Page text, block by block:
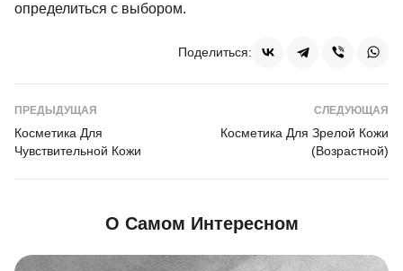
определиться с выбором.
Поделиться:
ПРЕДЫДУЩАЯ
Косметика Для
Чувствительной Кожи
СЛЕДУЮЩАЯ
Косметика Для Зрелой Кожи
(возрастной)
О Самом Интересном